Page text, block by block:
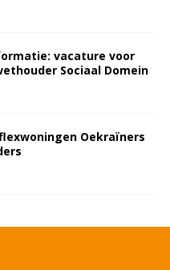
vacature voor
Sociaal Domein
Oekraïners